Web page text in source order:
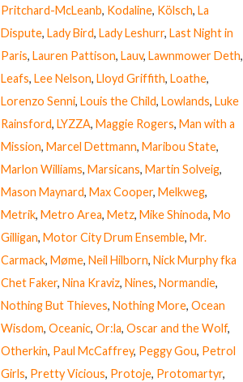
Pritchard-McLeanb, Kodaline, Kölsch, La
Dispute, Lady Bird, Lady Leshurr, Last Night in
Paris, Lauren Pattison, Lauv, Lawnmower Deth,
Leafs, Lee Nelson, Lloyd Griffith, Loathe,
Lorenzo Senni, Louis the Child, Lowlands, Luke
Rainsford, LYZZA, Maggie Rogers, Man with a
Mission, Marcel Dettmann, Maribou State,
Marlon Williams, Marsicans, Martin Solveig,
Mason Maynard, Max Cooper, Melkweg,
Metrik, Metro Area, Metz, Mike Shinoda, Mo
Gilligan, Motor City Drum Ensemble, Mr.
Carmack, Møme, Neil Hilborn, Nick Murphy fka
Chet Faker, Nina Kraviz, Nines, Normandie,
Nothing But Thieves, Nothing More, Ocean
Wisdom, Oceanic, Or:la, Oscar and the Wolf,
Otherkin, Paul McCaffrey, Peggy Gou, Petrol
Girls, Pretty Vicious, Protoje, Protomartyr,